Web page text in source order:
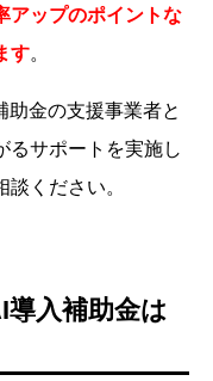
アップのポイントな
す。
助金の支援事業者と
るサポートを実施し
ください。
入補助金は